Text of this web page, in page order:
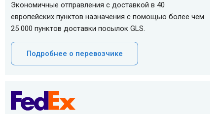
Экономичные отправления с доставкой в 40
европейских пунктов назначения с помощью более чем
25 000 пунктов доставки посылок GLS.
Подробнее о перевозчике